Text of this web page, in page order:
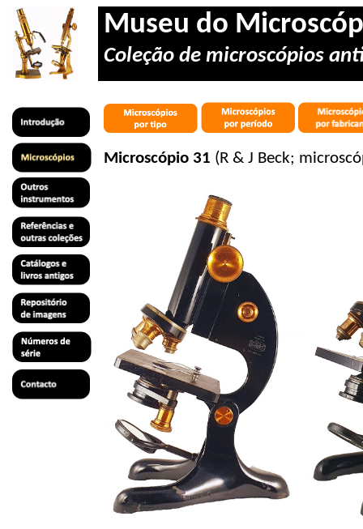
Museu do
Coleção de microscópios
Microscópio 31 (R & J Beck;